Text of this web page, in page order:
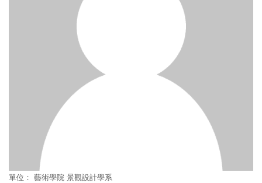
單位： 藝術學院 景觀設計學系